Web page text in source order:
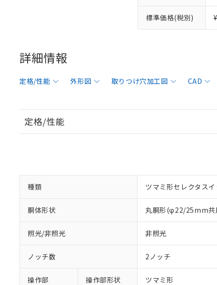
標準価格(税別)
詳細情報
定格/性能 外形図 取りつけ穴加工図 CAD
定格/性能
種類 ツマミ形セレクタス
胴体形状 丸胴形(φ22/25mm共
照光/非照光 非照光
ノッチ数 2ノッチ
操作部 操作部形状 ツマミ形